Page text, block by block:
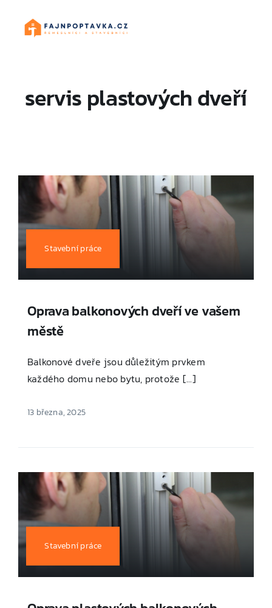
servis plastových dveří
Stavební práce
Oprava balkonových dveří ve vašem
městě
Balkonové dveře jsou důležitým prvkem
každého domu nebo bytu, protože [...]
13 března, 2025
Stavební práce